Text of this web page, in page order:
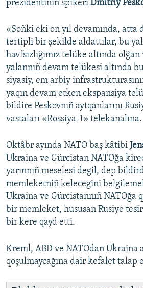
prezidentiniñ spikeri Dmitriy
«Soñki eki on yıl devamında, atta
tertipli bir şekilde aldattılar, bu
havfsızlığımız telüke altında
yalannıñ devam telükesi altında
siyasiy, em arbiy
yaqın devam etken ekspansiya
bildire Peskovnıñ aytqanlarını
vastaları «Rossiya-1» telekanalına.
Oktâbr ayında NATO baş kâtibi
Ukraina ve Gürcistan NATOğa
yarınnıñ meselesi degil, dep
memleketniñ kelecegini
Ukraina ve Gürcistannıñ NATOğa
bir memleket, hususan Rusiye
bir kere qayd etti.
Kreml, ABD ve NATOdan Ukraina
qoşulmaycağına dair kefalet talap